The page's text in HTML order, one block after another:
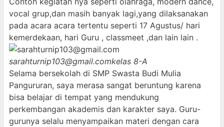
vocal grup,dan masih banyak lagi,yang dilaksanakan
pada acara acara tertentu seperti 17 Agustus/ hari
kemerdekaan, hari Guru , classmeet ,dan lain lain .
sarahturnip103@gmail.comkelas 8-A
Selama bersekolah di SMP Swasta Budi Mulia
Pangururan, saya merasa sangat beruntung karena
bisa belajar di tempat yang mendukung
perkembangan akademis dan karakter saya. Guru-
gurunya selalu menyampaikan materi dengan cara